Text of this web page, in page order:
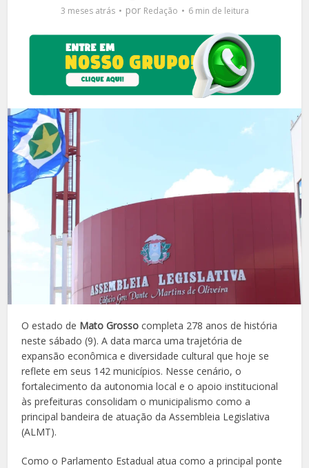
3 meses atrás por Redação 6 min de leitura
O estado de Mato Grosso completa 278 anos de história
neste sábado (9). A data marca uma trajetória de
expansão econômica e diversidade cultural que hoje se
reflete em seus 142 municípios. Nesse cenário, o
fortalecimento da autonomia local e o apoio institucional
às prefeituras consolidam o municipalismo como a
principal bandeira de atuação da Assembleia Legislativa
(ALMT).
Como o Parlamento Estadual atua como a principal ponte